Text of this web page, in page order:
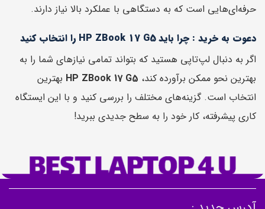
حرفه‌ای‌هایی است که به دستگاهی با عملکرد بالا نیاز دارند.
دعوت به خرید : چرا باید HP ZBook 17 G5 را انتخاب کنید
اگر به دنبال لپ‌تاپی هستید که بتواند تمامی نیازهای شما را به
بهترین نحو ممکن برآورده کند، HP ZBook 17 G5 بهترین
انتخاب است. گزینه‌های مختلف را بررسی کنید و با این ایستگاه
کاری پیشرفته، کار خود را به سطح جدیدی ببرید!